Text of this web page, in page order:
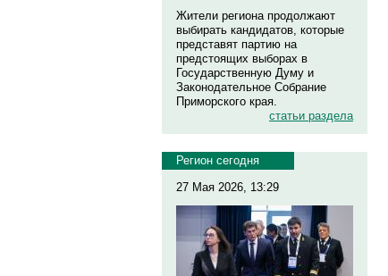
Жители региона продолжают
выбирать кандидатов, которые
представят партию на
предстоящих выборах в
Государственную Думу и
Законодательное Собрание
Приморского края.
статьи раздела
Регион сегодня
27 Мая 2026, 13:29